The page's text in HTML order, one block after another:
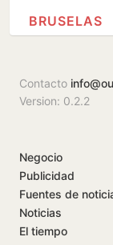
BRUSELAS
Contacto
Version: 0.2.2
Negocio
Publicidad
Fuentes de
Noticias
El tiempo